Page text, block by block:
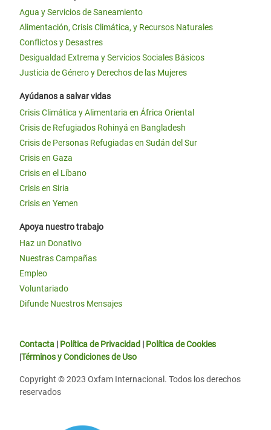
Agua y Servicios de Saneamiento
Alimentación, Crisis Climática, y Recursos Naturales
Conflictos y Desastres
Desigualdad Extrema y Servicios Sociales Básicos
Justicia de Género y Derechos de las Mujeres
Ayúdanos a salvar vidas
Crisis Climática y Alimentaria en África Oriental
Crisis de Refugiados Rohinyá en Bangladesh
Crisis de Personas Refugiadas en Sudán del Sur
Crisis en Gaza
Crisis en el Líbano
Crisis en Siria
Crisis en Yemen
Apoya nuestro trabajo
Haz un Donativo
Nuestras Campañas
Empleo
Voluntariado
Difunde Nuestros Mensajes
Contacta | Política de Privacidad | Política de Cookies
|Términos y Condiciones de Uso
Copyright © 2023 Oxfam Internacional. Todos los derechos
reservados